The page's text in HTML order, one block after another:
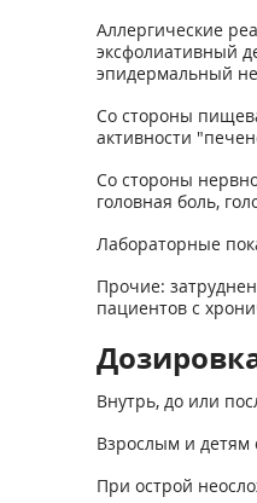
Аллергические
эксфолиативный
эпидермальный
Со стороны
активности
Со стороны
головная боль,
Лабораторные
Прочие:
пациентов с
Внутрь, до или
Взрослым и детям
При острой